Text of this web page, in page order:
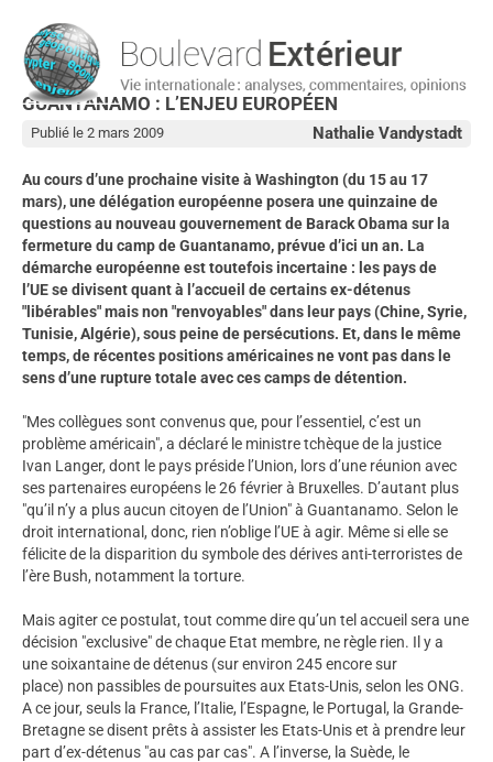
GUANTANAMO : L’ENJEU EUROPÉEN
Nathalie Vandystadt
Publié le 2 mars 2009
Au cours d’une prochaine visite à Washington (du 15 au 17
mars), une délégation européenne posera une quinzaine de
questions au nouveau gouvernement de Barack Obama sur la
fermeture du camp de Guantanamo, prévue d’ici un an. La
démarche européenne est toutefois incertaine : les pays de
l’UE se divisent quant à l’accueil de certains ex-détenus
"libérables" mais non "renvoyables" dans leur pays (Chine, Syrie,
Tunisie, Algérie), sous peine de persécutions. Et, dans le même
temps, de récentes positions américaines ne vont pas dans le
sens d’une rupture totale avec ces camps de détention.
"Mes collègues sont convenus que, pour l’essentiel, c’est un
problème américain", a déclaré le ministre tchèque de la justice
Ivan Langer, dont le pays préside l’Union, lors d’une réunion avec
ses partenaires européens le 26 février à Bruxelles. D’autant plus
"qu’il n’y a plus aucun citoyen de l’Union" à Guantanamo. Selon le
droit international, donc, rien n’oblige l’UE à agir. Même si elle se
félicite de la disparition du symbole des dérives anti-terroristes de
l’ère Bush, notamment la torture.
Mais agiter ce postulat, tout comme dire qu’un tel accueil sera une
décision "exclusive" de chaque Etat membre, ne règle rien. Il y a
une soixantaine de détenus (sur environ 245 encore sur
place) non passibles de poursuites aux Etats-Unis, selon les ONG.
A ce jour, seuls la France, l’Italie, l’Espagne, le Portugal, la Grande-
Bretagne se disent prêts à assister les Etats-Unis et à prendre leur
part d’ex-détenus "au cas par cas". A l’inverse, la Suède, le